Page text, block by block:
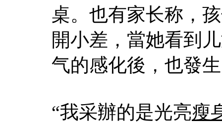
桌。也有家长称，
開小差，當她看到
气的感化後，也發
“我采辦的是光亮瘦